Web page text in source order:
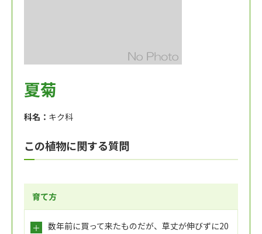
夏菊
科名： キク科
この植物に関する質問
育て方
数年前に買って来たものだが、草丈が伸びずに20